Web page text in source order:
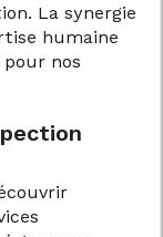
La synergie
humaine
nos